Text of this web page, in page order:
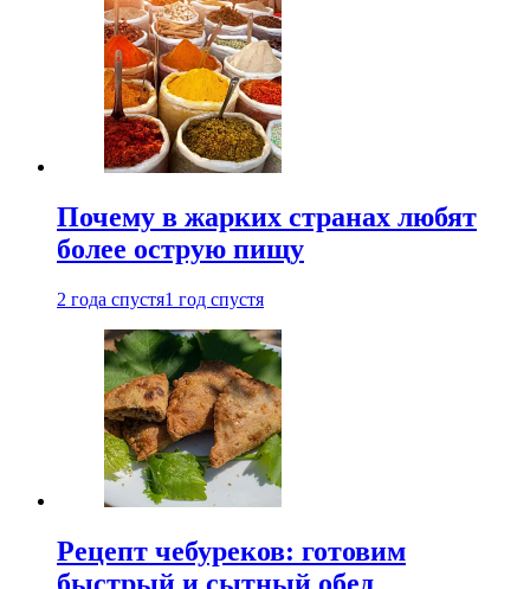
Почему в жарких странах любят
более острую пищу
2 года спустя1 год спустя
Рецепт чебуреков: готовим
быстрый и сытный обед